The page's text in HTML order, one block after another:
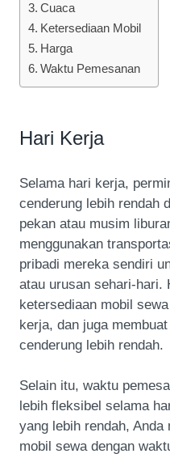
Cuaca
Ketersediaan Mobil
Harga
Waktu Pemesanan
Hari Kerja
Selama hari kerja,
cenderung lebih rendah
pekan atau musim
menggunakan
pribadi mereka sendiri
atau urusan sehari-hari.
ketersediaan mobil
kerja, dan juga
cenderung lebih rendah.
Selain itu, waktu
lebih fleksibel selama
yang lebih rendah,
mobil sewa dengan